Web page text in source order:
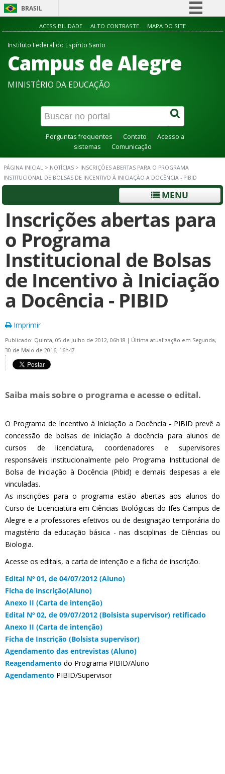
BRASIL
Simplifique!
Acesso à informação
Canais
ACESSIBILIDADE ALTO CONTRASTE MAPA DO SITE
Instituto Federal do Espírito Santo
Campus de Alegre
MINISTÉRIO DA EDUCAÇÃO
Perguntas frequentes Contato
Acesso a
sistemas
Comunicação
PÁGINA INICIAL > NOTÍCIAS > INSCRIÇÕES ABERTAS PARA O PROGRAMA
INSTITUCIONAL DE BOLSAS DE INCENTIVO À INICIAÇÃO A DOCÊNCIA - PIBID
MENU
Inscrições abertas para
o Programa
Institucional de Bolsas
de Incentivo à Iniciação
a Docência - PIBID
Imprimir
Publicado: Quinta, 05 de Julho de 2012, 06h18 | Última atualização em Segunda,
30 de Maio de 2016, 16h47
Saiba mais sobre o programa e acesse o edital.
O Programa de Incentivo à Iniciação a Docência - PIBID prevê a
concessão de bolsas de iniciação à docência para alunos de
cursos de licenciatura, coordenadores e supervisores
responsáveis institucionalmente pelo Programa Institucional de
Bolsa de Iniciação à Docência (Pibid) e demais despesas a ele
vinculadas.
As inscrições para o programa estão abertas aos alunos do
Curso de Licenciatura em Ciências Biológicas do Ifes-Campus de
Alegre e a professores efetivos ou de designação temporária do
magistério da educação básica - nas disciplinas de Ciências ou
Biologia.
Acesse os editais, a carta de intenção e a ficha de inscrição.
Edital Nº 01, de 04/07/2012 (Aluno)
Ficha de inscrição(Aluno)
Anexo II (Carta de intenção)
Edital Nº 02, de 09/07/2012 (Bolsista supervisor) retificado
Anexo II (Carta de intenção)
Ficha de Inscrição (Bolsista supervisor)
Agendamento das entrevistas (Aluno)
Reagendamento do Programa PIBID/Aluno
Agendamento PIBID/Supervisor